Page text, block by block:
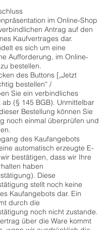
im Online-Shop
Antrag auf den
Kaufvertrages dar.
es sich um eine
Aufforderung, im Online-
bestellen.
des Buttons [„Jetzt
bestellen“ /
Sie ein verbindliches
ab (§ 145 BGB). Unmittelbar
Bestellung können Sie
noch einmal überprüfen und
des Kaufangebots
automatisch erzeugte E-
bestätigen, dass wir Ihre
haben
Diese
stellt noch keine
Kaufangebots dar. Ein
durch die
noch nicht zustande.
über die Ware kommt